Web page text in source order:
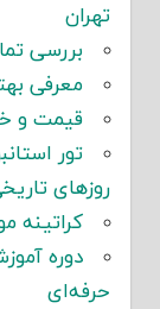
تهران
بررسی
معرفی
قیمت و
تور
روزهای
کراتینه
دوره
حرفه‌ای